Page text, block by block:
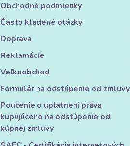
Obchodné podmienky
Často kladené otázky
Doprava
Reklamácie
Veľkoobchod
Formulár na odstúpenie od zmluvy
Poučenie o uplatnení práva
kupujúceho na odstúpenie od
kúpnej zmluvy